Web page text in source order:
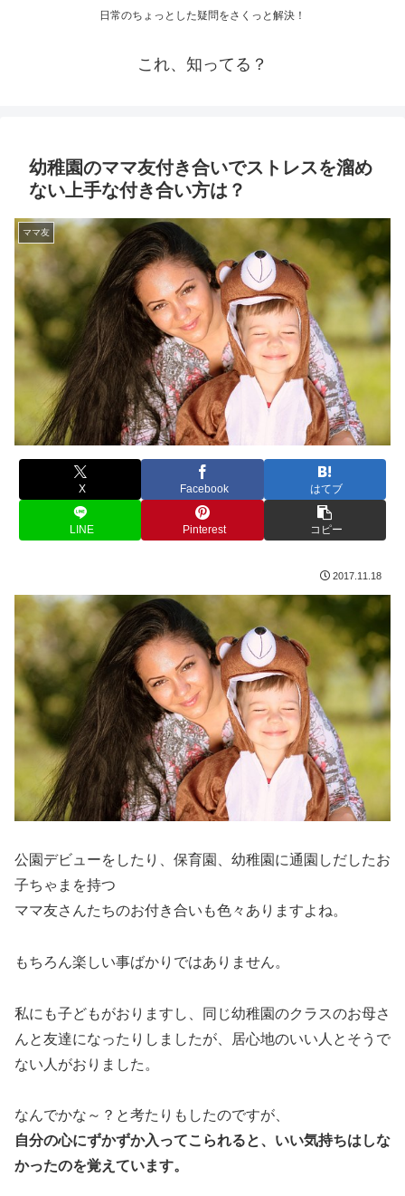
日常のちょっとした疑問をさくっと解決！
これ、知ってる？
幼稚園のママ友付き合いでストレスを溜め
ない上手な付き合い方は？
ママ友
X Facebook はてブ
LINE Pinterest コピー
2017.11.18
公園デビューをしたり、保育園、幼稚園に通園しだしたお
子ちゃまを持つ
ママ友さんたちのお付き合いも色々ありますよね。
もちろん楽しい事ばかりではありません。
私にも子どもがおりますし、同じ幼稚園のクラスのお母さ
んと友達になったりしましたが、居心地のいい人とそうで
ない人がおりました。
なんでかな～？と考たりもしたのですが、
自分の心にずかずか入ってこられると、いい気持ちはしな
かったのを覚えています。